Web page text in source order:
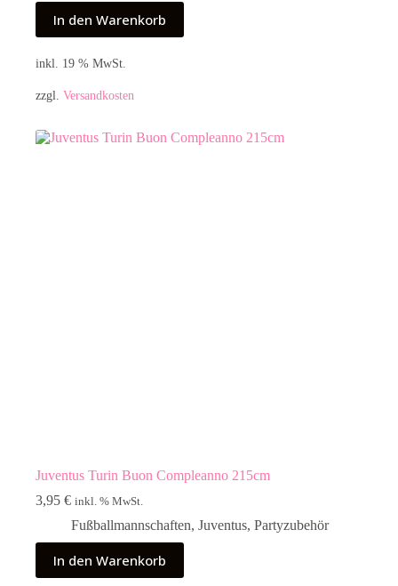
In den Warenkorb
inkl. 19 % MwSt.
zzgl. Versandkosten
Juventus Turin Buon Compleanno 215cm
3,95 € inkl. % MwSt.
Fußballmannschaften, Juventus, Partyzubehör
In den Warenkorb